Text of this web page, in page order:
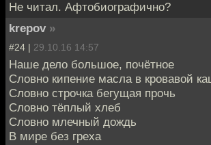
Не читал. Афтобиографично?
krepov »
#24 | 29.10.16 14:57
Наше дело большое, почётное
Словно кипение масла в кровавой
Словно строчка бегущая прочь
Словно тёплый хлеб
Словно млечный дождь
В мире без греха